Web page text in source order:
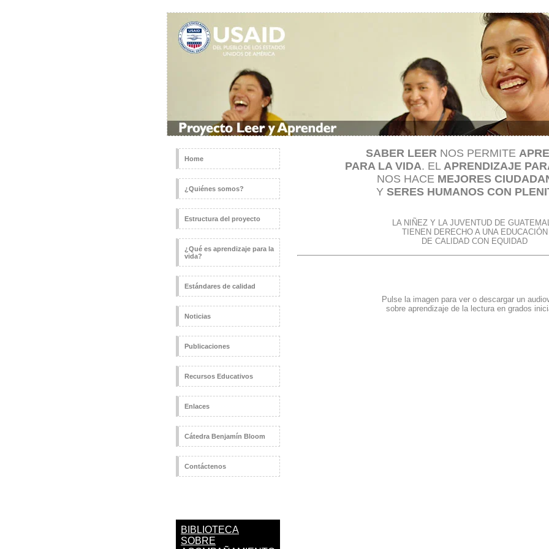
Home
¿Quiénes somos?
Estructura del proyecto
¿Qué es aprendizaje para la
vida?
Estándares de calidad
Noticias
Publicaciones
Recursos Educativos
Enlaces
Cátedra Benjamín Bloom
Contáctenos
BIBLIOTECA
SOBRE
SABER LEERNOS PERMITE
PARA LA VIDA. EL APRENDIZAJE
NOS HACE MEJORES
Y SERES HUMANOS CON
LA NIÑEZ Y LA JUVENTUD DE
TIENEN DERECHO A UNA EDUCACIÓN
DE CALIDAD CON EQUIDAD
Pulse la imagen para ver o descargar un
sobre aprendizaje de la lectura en grados